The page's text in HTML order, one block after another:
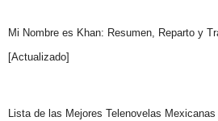
Mi Nombre es Khan: Resumen, Reparto y
[Actualizado]
Lista de las Mejores Telenovelas